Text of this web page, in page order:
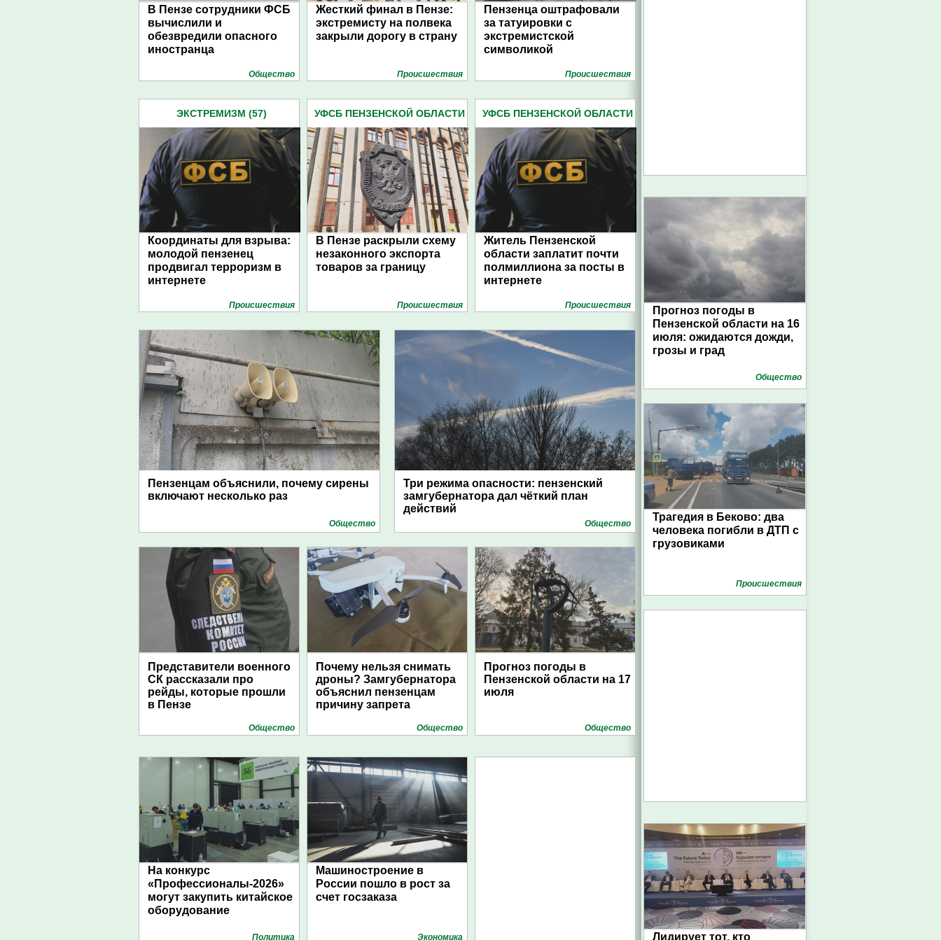
В Пензе сотрудники ФСБ
вычислили и
обезвредили опасного
иностранца
Общество
Жесткий финал в Пензе:
экстремисту на полвека
закрыли дорогу в страну
Проиcшествия
Пензенца оштрафовали
за татуировки с
экстремистской
символикой
Проиcшествия
ЭКСТРЕМИЗМ (57)
Координаты для взрыва:
молодой пензенец
продвигал терроризм в
интернете
Проиcшествия
УФСБ ПЕНЗЕНСКОЙ ОБЛАСТИ
В Пензе раскрыли схему
незаконного экспорта
товаров за границу
Проиcшествия
УФСБ ПЕНЗЕНСКОЙ ОБЛАСТИ
Житель Пензенской
области заплатит почти
полмиллиона за посты в
интернете
Проиcшествия
Пензенцам объяснили, почему сирены
включают несколько раз
Общество
Три режима опасности: пензенский
замгубернатора дал чёткий план
действий
Общество
Представители военного
СК рассказали про
рейды, которые прошли
в Пензе
Общество
Почему нельзя снимать
дроны? Замгубернатора
объяснил пензенцам
причину запрета
Общество
Прогноз погоды в
Пензенской области на 17
июля
Общество
На конкурс
«Профессионалы-2026»
могут закупить китайское
оборудование
Политика
Машиностроение в
России пошло в рост за
счет госзаказа
Экономика
Прогноз погоды в
Пензенской области на 16
июля: ожидаются дожди,
грозы и град
Общество
Трагедия в Беково: два
человека погибли в ДТП с
грузовиками
Проиcшествия
Лидирует тот, кто